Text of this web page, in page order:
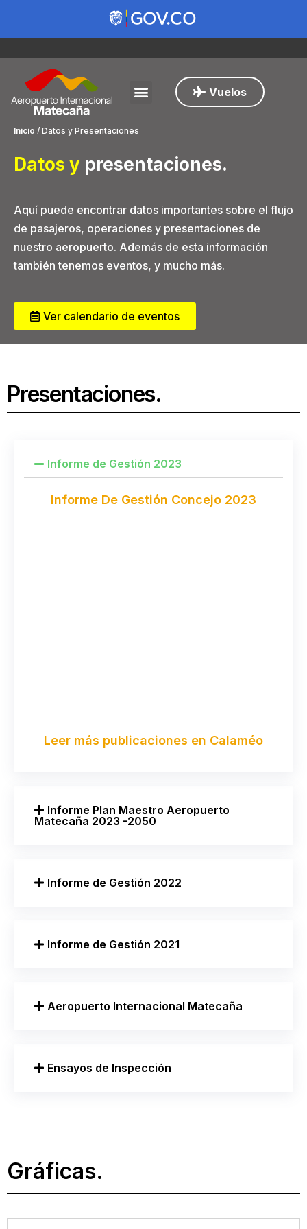
Vuelos
Inicio / Datos y Presentaciones
Datos y presentaciones.
Aquí puede encontrar datos importantes sobre el flujo
de pasajeros, operaciones y presentaciones de
nuestro aeropuerto. Además de esta información
también tenemos eventos, y mucho más.
Ver calendario de eventos
Presentaciones.
Informe de Gestión 2023
Informe De Gestión Concejo 2023
Leer más publicaciones en Calaméo
Informe Plan Maestro Aeropuerto
Matecaña 2023 -2050
Informe de Gestión 2022
Informe de Gestión 2021
Aeropuerto Internacional Matecaña
Ensayos de Inspección
Gráficas.